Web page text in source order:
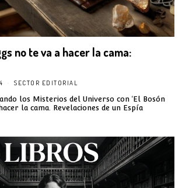
no te va a hacer la cama:
SECTOR EDITORIAL
los Misterios del Universo con ‘El Bosón
la cama. Revelaciones de un Espía